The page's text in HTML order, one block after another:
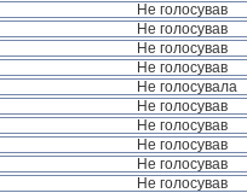
Не голосував
Не голосував
Не голосував
Не голосував
Не голосувала
Не голосував
Не голосував
Не голосував
Не голосував
Не голосував